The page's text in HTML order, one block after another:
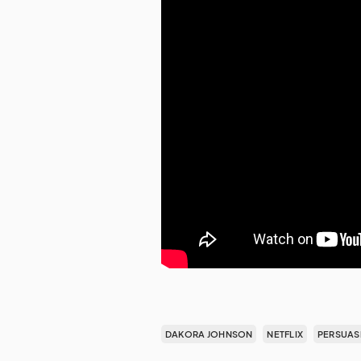
DAKORA JOHNSON NETFLIX